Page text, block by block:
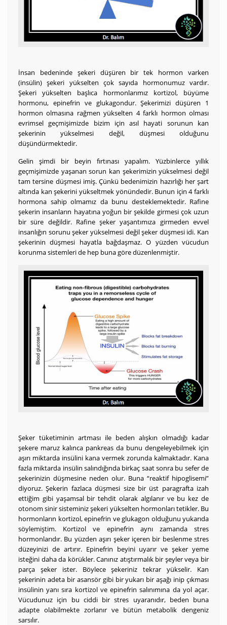
İnsan bedeninde şekeri düşüren bir tek hormon varken
(insülin) şekeri yükselten çok sayıda hormonumuz vardır.
Şekeri yükselten başlıca hormonlarımız kortizol, büyüme
hormonu, epinefrin ve glukagondur. Şekerimizi düşüren 1
hormon olmasına rağmen yükselten 4 farklı hormon olması
evrimsel geçmişimizde bizim için asıl hayati sorunun kan
şekerinin yükselmesi değil, düşmesi olduğunu
düşündürmektedir.
Gelin şimdi bir beyin fırtınası yapalım. Yüzbinlerce yıllık
geçmişimizde yaşanan sorun kan şekerimizin yükselmesi değil
tam tersine düşmesi imiş. Çünkü bedenimizin hazırlığı her şart
altında kan şekerini yükseltmek yönündedir. Bunun için 4 farklı
hormona sahip olmamız da bunu desteklemektedir. Rafine
şekerin insanların hayatına yoğun bir şekilde girmesi çok uzun
bir süre değildir. Rafine şeker yaşantımıza girmeden evvel
insanlığın sorunu şeker yükselmesi değil şeker düşmesi idi. Kan
şekerinin düşmesi hayatla bağdaşmaz. O yüzden vücudun
korunma sistemleri de hep buna göre düzenlenmiştir.
Şeker tüketiminin artması ile beden alışkın olmadığı kadar
şekere maruz kalınca pankreas da bunu dengeleyebilmek için
aşırı miktarda insülini kana vermek zorunda kalmaktadır. Kana
fazla miktarda insülin salındığında birkaç saat sonra bu sefer de
şekerinizin düşmesine neden olur. Buna “reaktif hipoglisemi”
diyoruz. Şekerin fazlaca düşmesi size bir üst paragrafta izah
ettiğim gibi yaşamsal bir tehdit olarak algılanır ve bu kez de
otonom sinir sisteminiz şekeri yükselten hormonları tetikler. Bu
hormonların kortizol, epinefrin ve glukagon olduğunu yukarıda
söylemiştim. Kortizol ve epinefrin aynı zamanda stres
hormonlarıdır. Bu yüzden aşırı şeker içeren bir beslenme stres
düzeyinizi de artırır. Epinefrin beyini uyarır ve şeker yeme
isteğini daha da körükler. Canınız atıştırmalık bir şeyler veya bir
parça şeker ister. Böylece şekeriniz tekrar yükselir. Kan
şekerinin adeta bir asansör gibi bir yukarı bir aşağı inip çıkması
insülinin yanı sıra kortizol ve epinefrin salınımına da yol açar.
Vücudunuz için bu ciddi bir stres uyaranıdır, beden buna
adapte olabilmekte zorlanır ve bütün metabolik dengeniz
sarsılır.